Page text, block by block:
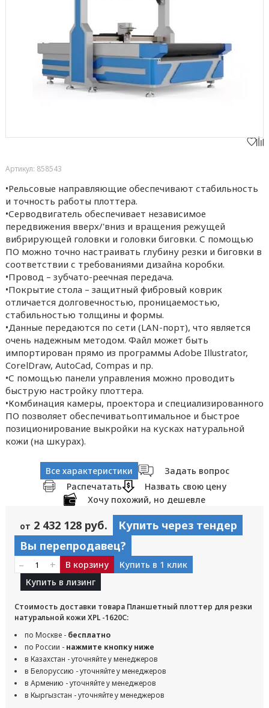
Артикул: 858543
•Рельсовые направляющие обеспечивают стабильность
и точность работы плоттера.
•Серводвигатель обеспечивает независимое
передвижения вверх/'вниз и вращения режущей
вибрирующей головки и головки биговки. С помощью
ПО можно точно настраивать глубину резки и биговки в
соответствии с требованиями дизайна коробки.
•Провод – зубчато-реечная передача.
•Покрытие стола – защитный фибровый коврик
отличается долговечностью, проницаемостью,
стабильностью толщины и формы.
•Данные передаются по сети (LAN-порт), что является
очень надежным методом. Файл может быть
импортирован прямо из программы Adobe Illustrator,
CorelDraw, AutoCad, Compas и пр.
•С помощью панели управления можно проводить
быструю настройку плоттера.
•Комбинация камеры, проектора и специализированного
ПО позволяет обеспечиватьоптимальное и быстрое
позиционирование выкройки на кусках натуральной
кожи (на шкурах).
Все характеристики
Задать вопрос
Распечатать
Назвать свою цену
Хочу похожий, но дешевле
от 2 432 128 руб.
Купить через тендер
Вы перепродавец?
– + В корзину
Купить в 1 клик
Купить в лизинг
Стоимость доставки товара Планшетный плоттер для резки
натуральной кожи XPL -1620C:
по Москве - бесплатно
по России - нажмите кнопку ниже
в Казахстан - уточняйте у менеджеров
в Белоруссию - уточняйте у менеджеров
в Армению - уточняйте у менеджеров
в Кыргызстан - уточняйте у менеджеров